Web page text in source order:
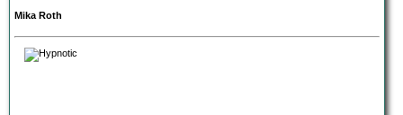
Mika Roth